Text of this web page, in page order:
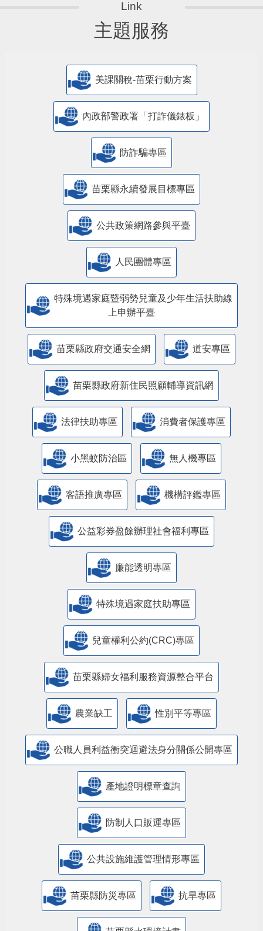
主題服務
美課關稅-苗栗行動方案
內政部警政署「打詐儀錶板」
防詐騙專區
苗栗縣永續發展目標專區
公共政策網路參與平臺
人民團體專區
特殊境遇家庭暨弱勢兒童及少年生活扶助線
上申辦平臺
苗栗縣政府交通安全網 道安專區
苗栗縣政府新住民照顧輔導資訊網
法律扶助專區 消費者保護專區
小黑蚊防治區 無人機專區
客語推廣專區 機構評鑑專區
公益彩券盈餘辦理社會福利專區
廉能透明專區
特殊境遇家庭扶助專區
兒童權利公約(CRC)專區
苗栗縣婦女福利服務資源整合平台
農業缺工 性別平等專區
公職人員利益衝突迴避法身分關係公開專區
產地證明標章查詢
防制人口販運專區
​公共設施維護管理情形專區
苗栗縣防災專區 抗旱專區